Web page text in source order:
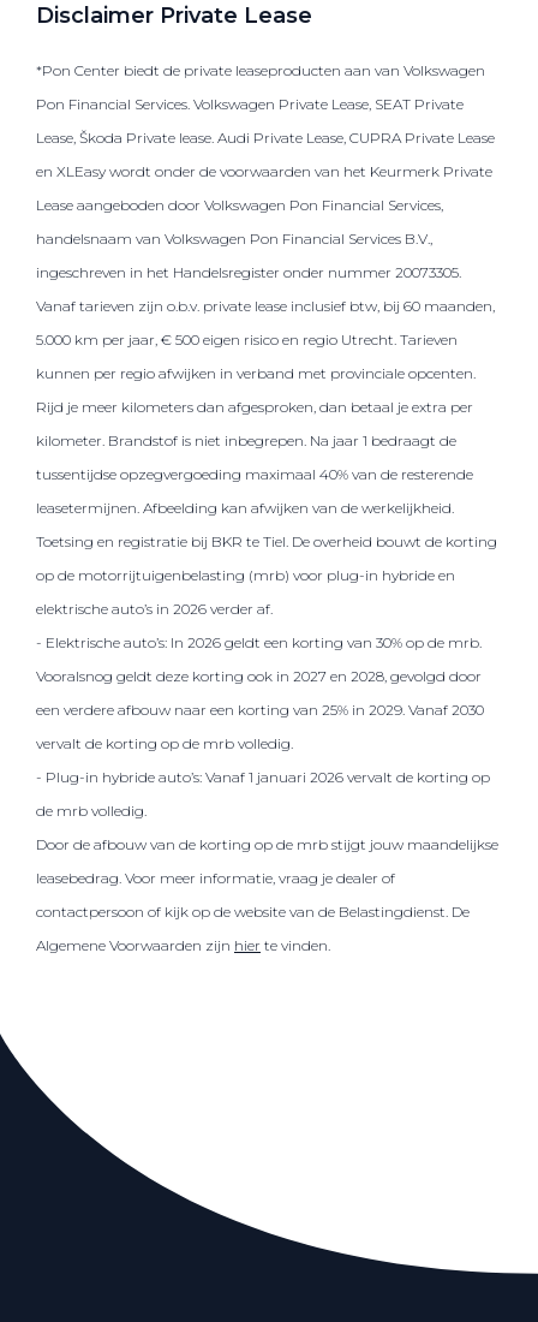
Disclaimer Private Lease
*Pon Center biedt de private leaseproducten aan van Volkswagen
Pon Financial Services. Volkswagen Private Lease, SEAT Private
Lease, Škoda Private lease. Audi Private Lease, CUPRA Private Lease
en XLEasy wordt onder de voorwaarden van het Keurmerk Private
Lease aangeboden door Volkswagen Pon Financial Services,
handelsnaam van Volkswagen Pon Financial Services B.V.,
ingeschreven in het Handelsregister onder nummer 20073305.
Vanaf tarieven zijn o.b.v. private lease inclusief btw, bij 60 maanden,
5.000 km per jaar, € 500 eigen risico en regio Utrecht. Tarieven
kunnen per regio afwijken in verband met provinciale opcenten.
Rijd je meer kilometers dan afgesproken, dan betaal je extra per
kilometer. Brandstof is niet inbegrepen. Na jaar 1 bedraagt de
tussentijdse opzegvergoeding maximaal 40% van de resterende
leasetermijnen. Afbeelding kan afwijken van de werkelijkheid.
Toetsing en registratie bij BKR te Tiel. De overheid bouwt de korting
op de motorrijtuigenbelasting (mrb) voor plug-in hybride en
elektrische auto’s in 2026 verder af.
- Elektrische auto’s: In 2026 geldt een korting van 30% op de mrb.
Vooralsnog geldt deze korting ook in 2027 en 2028, gevolgd door
een verdere afbouw naar een korting van 25% in 2029. Vanaf 2030
vervalt de korting op de mrb volledig.
- Plug-in hybride auto’s: Vanaf 1 januari 2026 vervalt de korting op
de mrb volledig.
Door de afbouw van de korting op de mrb stijgt jouw maandelijkse
leasebedrag. Voor meer informatie, vraag je dealer of
contactpersoon of kijk op de website van de Belastingdienst. De
Algemene Voorwaarden zijn hier te vinden.